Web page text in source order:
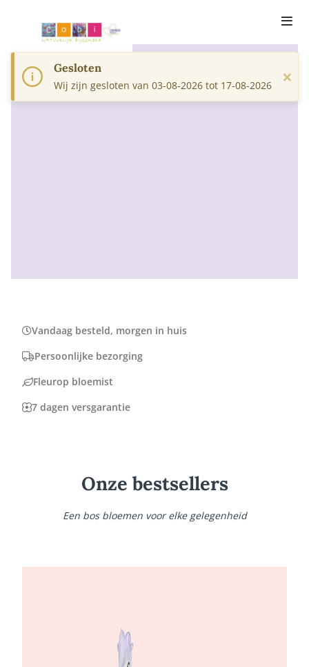
Vandaag besteld, morgen in huis
Persoonlijke bezorging
Fleurop bloemist
7 dagen versgarantie
Onze bestsellers
Een bos bloemen voor elke gelegenheid
Gesloten
Wij zijn gesloten van 03-08-2026 tot 17-08-2026 ×